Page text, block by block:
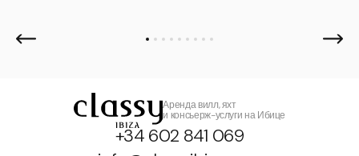
Аренда вилл, яхт
и консьерж-услуги на Ибице
+34 602 841 069